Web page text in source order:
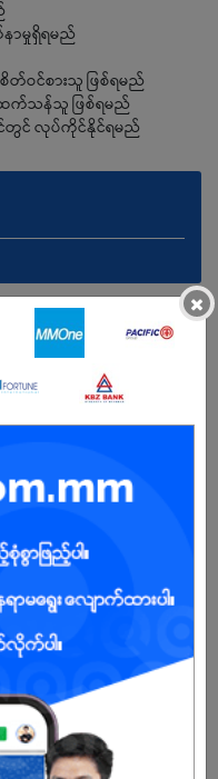
ာမှုရှိရမည်
စိတ်ဝင်စားသူ ဖြစ်ရမည်
က်သန်သူ ဖြစ်ရမည်
င်တွင် လုပ်ကိုင်နိုင်ရမည်
ါပြီ
×